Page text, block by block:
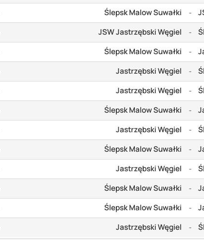
Ślepsk Malow Suwałki -
JSW Jastrzębski Węgiel -
Ślepsk Malow Suwałki -
Jastrzębski Węgiel -
Jastrzębski Węgiel -
Ślepsk Malow Suwałki -
Jastrzębski Węgiel -
Ślepsk Malow Suwałki -
Jastrzębski Węgiel -
Ślepsk Malow Suwałki -
Ślepsk Malow Suwałki -
Jastrzębski Węgiel -